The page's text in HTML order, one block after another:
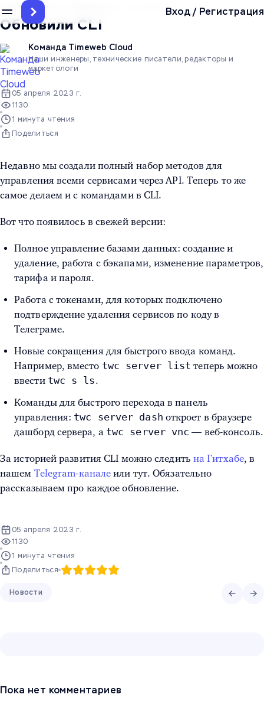
Вход/ Регистрация
Главная Блог
Обновили CLI
Команда Timeweb Cloud
Наши инженеры, технические писатели, редакторы и
маркетологи
05 апреля 2023 г.
1130
1 минута чтения
Поделиться
Недавно мы создали полный набор методов для
управления всеми сервисами через API. Теперь то же
самое делаем и с командами в CLI.
Вот что появилось в свежей версии:
Полное управление базами данных: создание и
удаление, работа с бэкапами, изменение параметров,
тарифа и пароля.
Работа с токенами, для которых подключено
подтверждение удаления сервисов по коду в
Телеграме.
Новые сокращения для быстрого ввода команд.
Например, вместо twc server list теперь можно
ввести twc s ls.
Команды для быстрого перехода в панель
управления: twc server dash откроет в браузере
дашборд сервера, а twc server vnc — веб-консоль.
За историей развития CLI можно следить на Гитхабе, в
нашем Telegram-канале или тут. Обязательно
рассказываем про каждое обновление.
05 апреля 2023 г.
1130
1 минута чтения
Поделиться
Новости
Пока нет комментариев